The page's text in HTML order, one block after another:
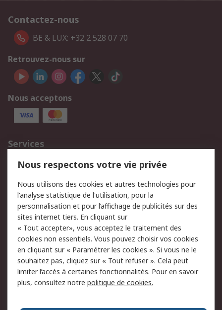
Contactez-nous
BE & LUX: +32 2 528 07 70
Retrouvez-nous sur
Nous acceptons
Services
750.000 produits
2.500 marques
Retours
Support technique
Track & trace
Legal
Politique de cookies
Sécurité des e-mails
Politique de protection
des données - Mise à
jour
Conditions générales
de vente
Nous respectons votre vie privée
Nous utilisons des cookies et autres technologies pour
l'analyse statistique de l'utilisation, pour la
personnalisation et pour l’affichage de publicités sur des
sites internet tiers. En cliquant sur
« Tout accepter», vous acceptez le traitement des
cookies non essentiels. Vous pouvez choisir vos cookies
en cliquant sur « Paramétrer les cookies ». Si vous ne le
souhaitez pas, cliquez sur « Tout refuser ». Cela peut
limiter l’accès à certaines fonctionnalités. Pour en savoir
plus, consultez notre politique de cookies.